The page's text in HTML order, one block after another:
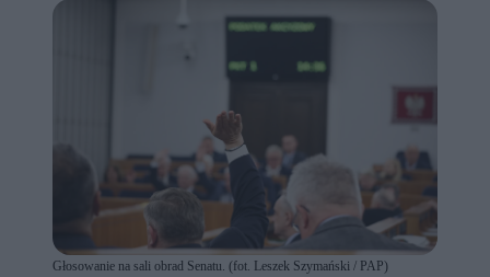
Głosowanie na sali obrad Senatu. (fot. Leszek Szymański / PAP)